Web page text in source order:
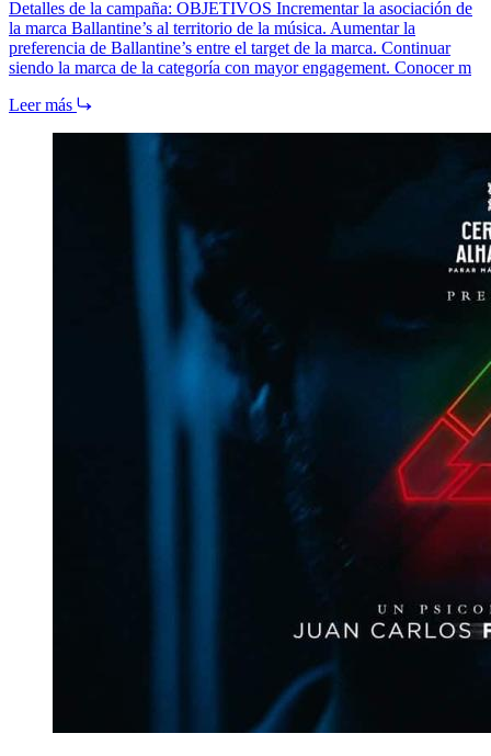
Detalles de la campaña: OBJETIVOS Incrementar la asociación de
la marca Ballantine’s al territorio de la música. Aumentar la
preferencia de Ballantine’s entre el target de la marca. Continuar
siendo la marca de la categoría con mayor engagement. Conocer m
Leer más